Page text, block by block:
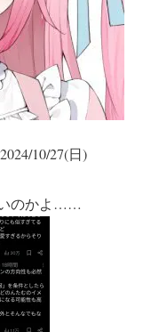
2024/10/27(日)
いのかよ……